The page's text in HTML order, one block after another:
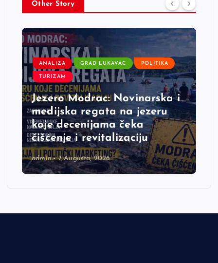
Other Story
ANALIZA GRAD LUKAVAC POLITIKA
TURIZAM
Jezero Modrac: Novinarska i
medijska regata na jezeru
koje decenijama čeka
čišćenje i revitalizaciju
admin 7 Augusta, 2026